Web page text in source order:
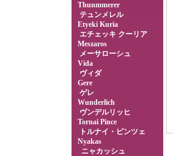
Thunmmerer
テュンメレル
Etyeki Kuria
エチェッキ クーリア
Meszaros
メーサローシュ
Vida
ヴィダ
Gere
ゲレ
Wunderlich
ヴンデルリッヒ
Tornai Pince
トルナイ・ピンツェ
Nyakas
ニャカッシュ